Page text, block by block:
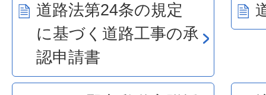
道路法第24条の規定
に基づく道路工事の承
認申請書